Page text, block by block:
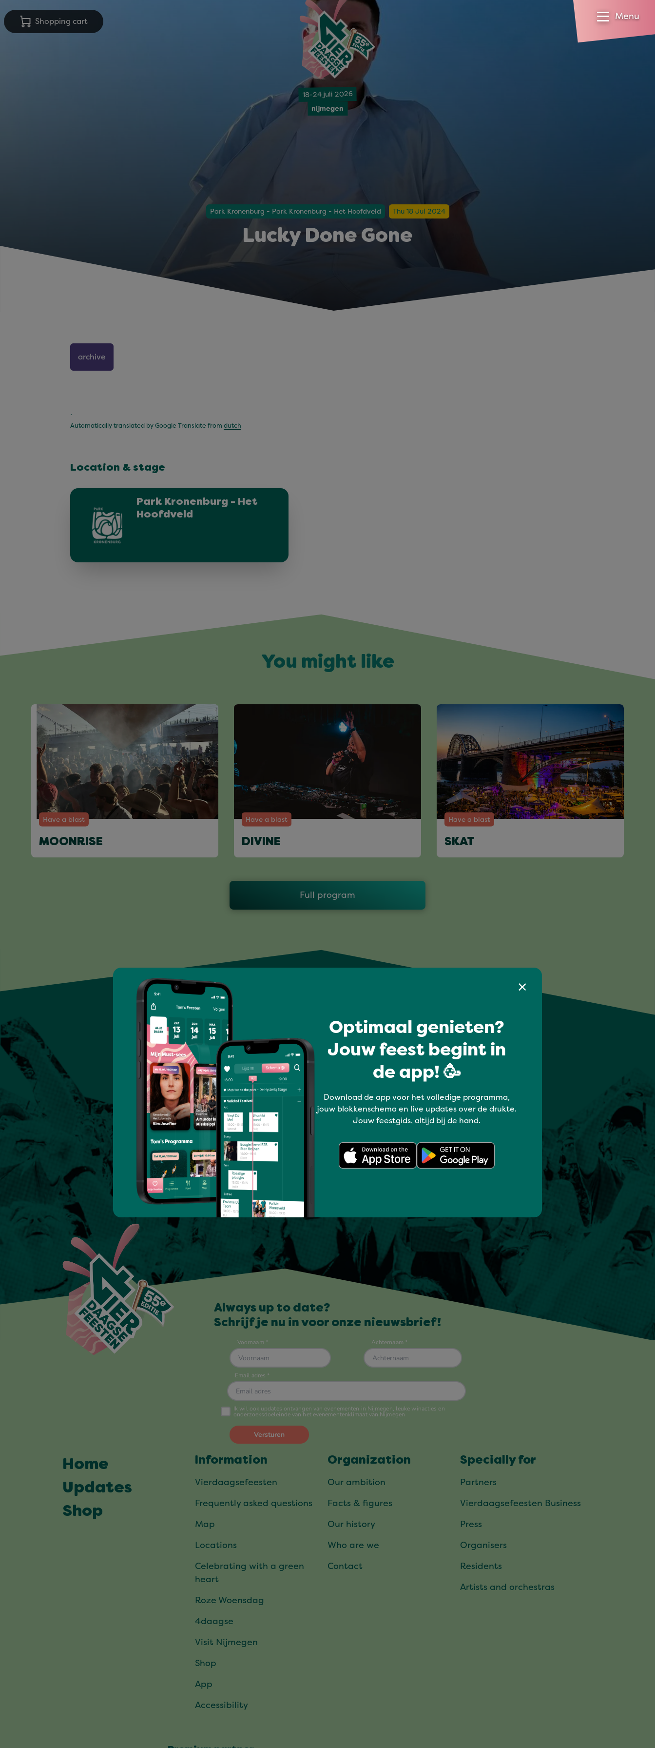
Shopping cart
18-24 juli 2026
nijmegen
Menu
Park Kronenburg - Park Kronenburg - Het Hoofdveld Thu 18 Jul 2024
Lucky Done Gone
archive
.
Automatically translated by Google Translate from dutch
Location & stage
Park Kronenburg - Het
Hoofdveld
You might like
Have a blast
MOONRISE
Have a blast
DIVINE
Have a blast
SKAT
Full program
Optimaal genieten?
Jouw feest begint in
de app! 🥳
Download de app voor het volledige programma,
jouw blokkenschema en live updates over de drukte.
Jouw feestgids, altijd bij de hand.
Always up to date?
Schrijf je nu in voor onze nieuwsbrief!
Home
Updates
Shop
Information
Vierdaagsefeesten
Frequently asked questions
Map
Locations
Celebrating with a green
heart
Roze Woensdag
4daagse
Visit Nijmegen
Shop
App
Accessibility
Organization
Our ambition
Facts & figures
Our history
Who are we
Contact
Specially for
Partners
Vierdaagsefeesten Business
Press
Organisers
Residents
Artists and orchestras